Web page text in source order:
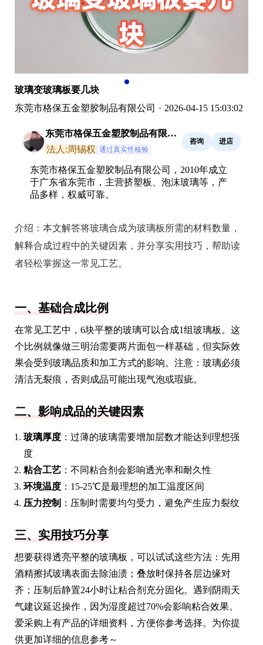
玻璃变玻璃板要几块
东莞市格保五金塑胶制品有限公司 · 2026-04-15 15:03:02
东莞市格保五金塑胶制品有限公
司
法人:周锡权 通过真实性核验
咨询 进店
东莞市格保五金塑胶制品有限公司，2010年成立
于广东省东莞市，主营挤塑板、泡沫玻璃等，产
品多样，权威可靠。
介绍： 本文解答将玻璃合成为玻璃板所需的材料数量，
解释合成过程中的关键因素，并分享实用技巧，帮助读
者轻松掌握这一常见工艺。
一、基础合成比例
在常见工艺中，6块平整的玻璃可以合成1组玻璃板。这
个比例就像做三明治需要两片面包一样基础，但实际效
果会受到玻璃品质和加工方式的影响。注意：玻璃必须
清洁无裂痕，否则成品可能出现气泡或瑕疵。
二、影响成品的关键因素
玻璃厚度 ：过薄的玻璃需要增加层数才能达到理想强
度
粘合工艺 ：不同粘合剂会影响透光率和耐久性
环境温度 ：15-25℃是最理想的加工温度区间
压力控制 ：压制时需要均匀受力，避免产生应力裂纹
三、实用技巧分享
想要获得透亮平整的玻璃板，可以试试这些方法：先用
酒精擦拭玻璃表面去除油渍；叠放时保持各层边缘对
齐；压制后静置24小时让粘合剂充分固化。遇到阴雨天
气建议延迟操作，因为湿度超过70%会影响粘合效果。
爱采购上有产品的详细资料，方便你参考选择。为你提
供更加详细的信息参考～